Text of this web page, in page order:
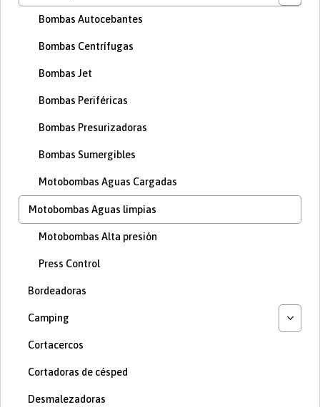
Bombas Autocebantes
Bombas Centrífugas
Bombas Jet
Bombas Periféricas
Bombas Presurizadoras
Bombas Sumergibles
Motobombas Aguas Cargadas
Motobombas Aguas limpias
Motobombas Alta presión
Press Control
Bordeadoras
Camping
Cortacercos
Cortadoras de césped
Desmalezadoras